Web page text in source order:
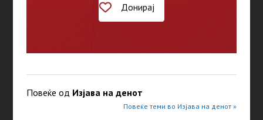
Донирај
Повеќе од Изјава на денот
Повеќе теми во Изјава на денот »